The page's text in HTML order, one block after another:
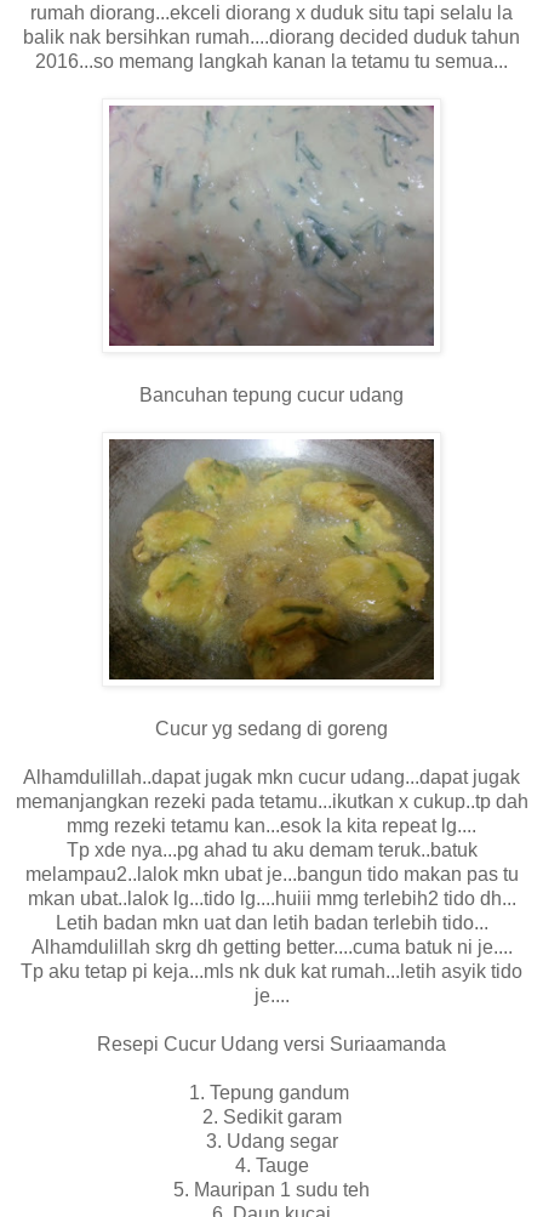
rumah diorang...ekceli diorang x duduk situ tapi selalu la
balik nak bersihkan rumah....diorang decided duduk tahun
2016...so memang langkah kanan la tetamu tu semua...
Bancuhan tepung cucur udang
Cucur yg sedang di goreng
Alhamdulillah..dapat jugak mkn cucur udang...dapat jugak
memanjangkan rezeki pada tetamu...ikutkan x cukup..tp dah
mmg rezeki tetamu kan...esok la kita repeat lg....
Tp xde nya...pg ahad tu aku demam teruk..batuk
melampau2..lalok mkn ubat je...bangun tido makan pas tu
mkan ubat..lalok lg...tido lg....huiii mmg terlebih2 tido dh...
Letih badan mkn uat dan letih badan terlebih tido...
Alhamdulillah skrg dh getting better....cuma batuk ni je....
Tp aku tetap pi keja...mls nk duk kat rumah...letih asyik tido
je....
Resepi Cucur Udang versi Suriaamanda
1. Tepung gandum
2. Sedikit garam
3. Udang segar
4. Tauge
5. Mauripan 1 sudu teh